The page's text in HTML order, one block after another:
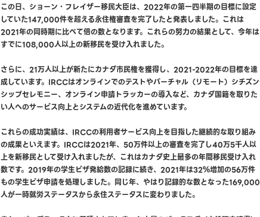
この日、ショーン・フレイザー移民大臣は、2022年の第一四半期の目標に設定
していた147,000件を超える永住権審査を完了したと発表しました。これは
2021年の同時期に比べて倍の数となります。これらの努力の結果として、今年は
すでに108,000人以上の新移民を受け入れました。
さらに、21万人以上が新たにカナダ市民権を獲得し、2021-2022年の目標を達
成しています。IRCCはオンラインでのテストやバーチャル（リモート）シチズン
シップセレモニー、オンライン申請トラッカーの導入など、カナダ国籍を取りた
い人へのサービス向上とシステムの近代化を進めています。
これらの成功実績は、IRCCの利用者サービス向上を目指した継続的な取り組み
の成果といえます。IRCCは2021年、50万件以上の審査を完了し40万5千人以
上を新移民として受け入れましたが、これはカナダ史上最多の年間移民受け入れ
数です。2019年の学生ビザ発給数の記録に続き、2021年は32％増加の56万件
もの学生ビザ申請を処理しました。同じ年、やはり記録的な数となった169,000
人が一時就労ステータスから永住ステータスに変わりました。